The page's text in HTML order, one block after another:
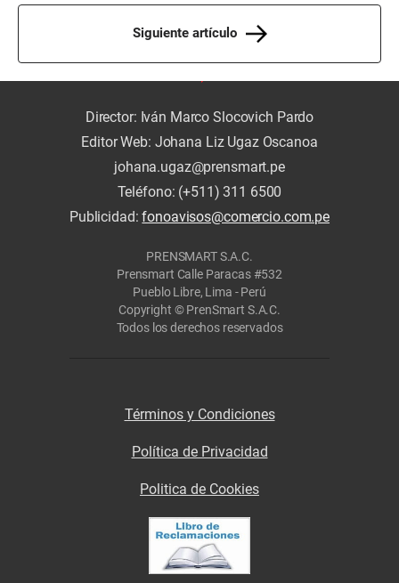
Siguiente artículo
Director: Iván Marco Slocovich Pardo
Editor Web: Johana Liz Ugaz Oscanoa
johana.ugaz@prensmart.pe
Teléfono: (+511) 311 6500
Publicidad:fonoavisos@comercio.com.pe
PRENSMART S.A.C.
Prensmart Calle Paracas #532
Pueblo Libre, Lima - Perú
Copyright © PrenSmart S.A.C.
Todos los derechos reservados
Términos y Condiciones
Política de Privacidad
Politica de Cookies